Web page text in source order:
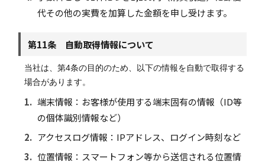
代その他の実費を加算した金額を申し受けます。
第11条 自動取得情報について
当社は、第4条の目的のため、以下の情報を自動で取得する
場合があります。
1. 端末情報：お客様が使用する端末固有の情報（ID等
の個体識別情報など）
2. アクセスログ情報：IPアドレス、ログイン時刻など
3. 位置情報：スマートフォン等から送信される位置情